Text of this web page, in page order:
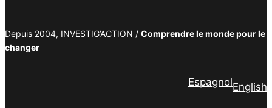
Depuis 2004, INVESTIG’ACTION / Comprendre le monde pour le
changer
EspagnolEnglish